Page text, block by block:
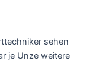
sehen
je Unze weitere